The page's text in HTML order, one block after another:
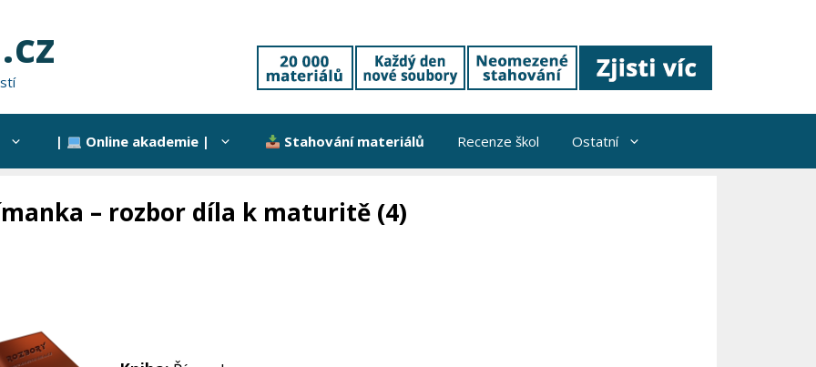
| Online akademie | Stahování materiálů Recenze škol Ostatní
– rozbor díla k maturitě (4)